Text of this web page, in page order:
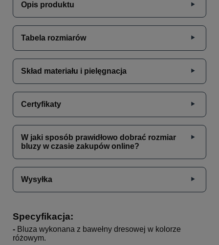
Opis produktu
Tabela rozmiarów
Skład materiału i pielęgnacja
Certyfikaty
W jaki sposób prawidłowo dobrać rozmiar
bluzy w czasie zakupów online?
Wysyłka
Specyfikacja:
- Bluza wykonana z bawełny dresowej w kolorze
różowym.